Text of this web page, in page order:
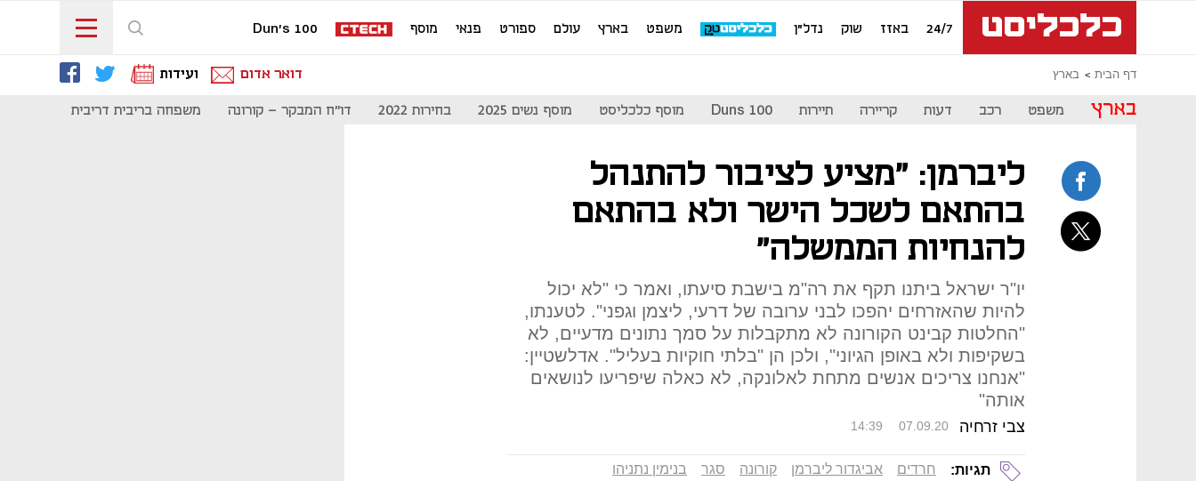
24/7 באזז שוק נדל"ן משפט בארץ עולם ספורט פנאי מוסף Dun's 100
דף הבית בארץ דואר אדום ועידות
בארץ משפט רכב דעות קריירה תיירות Duns 100 מוסף כלכליסט מוסף נשים 2025 בחירות 2022 דו"ח המבקר - קורונה משפחה בריבית דריבית
ליברמן: "מציע לציבור להתנהל
בהתאם לשכל הישר ולא בהתאם
להנחיות הממשלה"
יו"ר ישראל ביתנו תקף את רה"מ בישבת סיעתו, ואמר כי "לא יכול
להיות שהאזרחים יהפכו לבני ערובה של דרעי, ליצמן וגפני". לטענתו,
"החלטות קבינט הקורונה לא מתקבלות על סמך נתונים מדעיים, לא
בשקיפות ולא באופן הגיוני", ולכן הן "בלתי חוקיות בעליל". אדלשטיין:
"אנחנו צריכים אנשים מתחת לאלונקה, לא כאלה שיפריעו לנושאים
אותה"
צבי זרחיה 14:39 07.09.20
תגיות: חרדים אביגדור ליברמן קורונה סגר בנימין נתניהו